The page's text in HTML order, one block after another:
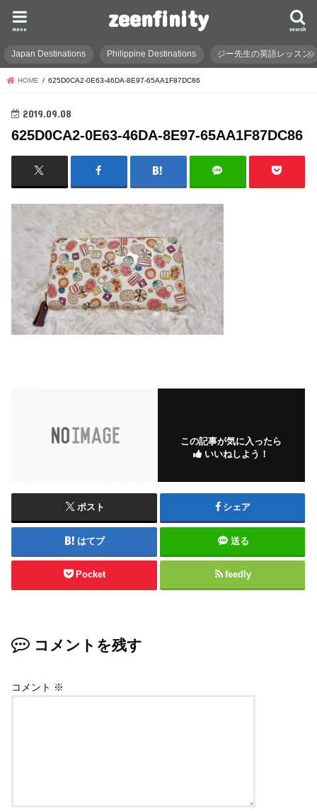
zeenfinity search
menu
Japan Destinations Philippine Destinations ジー先生の英語レッスン
HOME 625D0CA2-0E63-46DA-8E97-65AA1F87DC86
2019.09.08
625D0CA2-0E63-46DA-8E97-65AA1F87DC86
この記事が気に入ったら
いいねしよう！
ポスト シェア
はてブ 送る
Pocket feedly
コメントを残す
コメント ※